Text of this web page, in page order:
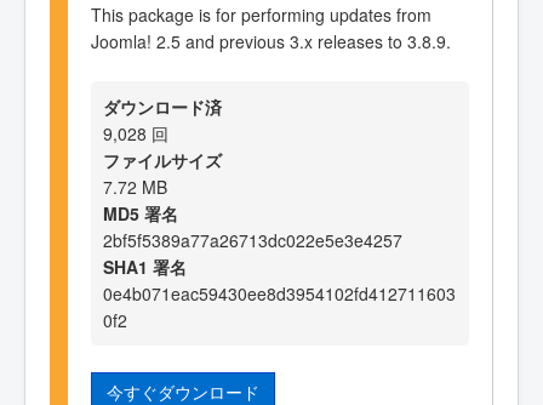
This package is for performing updates from
Joomla! 2.5 and previous 3.x releases to 3.8.9.
ダウンロード済
9,028 回
ファイルサイズ
7.72 MB
MD5 署名
2bf5f5389a77a26713dc022e5e3e4257
SHA1 署名
0e4b071eac59430ee8d3954102fd412711603
0f2
今すぐダウンロード